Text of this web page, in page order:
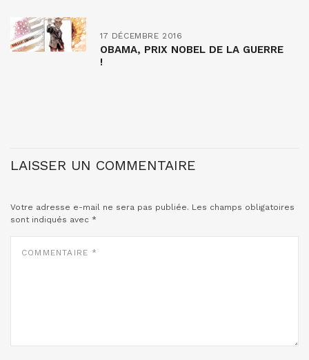
17 DÉCEMBRE 2016
OBAMA, PRIX NOBEL DE LA GUERRE
!
LAISSER UN COMMENTAIRE
Votre adresse e-mail ne sera pas publiée. Les champs obligatoires
sont indiqués avec *